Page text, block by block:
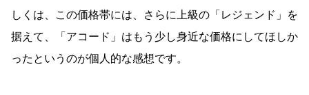
しくは、この価格帯には、さらに上級の「レジェンド」を
据えて、「アコード」はもう少し身近な価格にしてほしか
ったというのが個人的な感想です。